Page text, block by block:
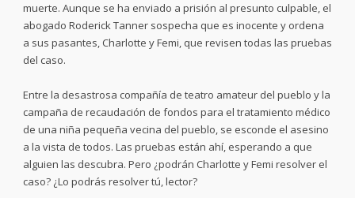
muerte. Aunque se ha enviado a prisión al presunto culpable, el
abogado Roderick Tanner sospecha que es inocente y ordena
a sus pasantes, Charlotte y Femi, que revisen todas las pruebas
del caso.
Entre la desastrosa compañía de teatro amateur del pueblo y la
campaña de recaudación de fondos para el tratamiento médico
de una niña pequeña vecina del pueblo, se esconde el asesino
a la vista de todos. Las pruebas están ahí, esperando a que
alguien las descubra. Pero ¿podrán Charlotte y Femi resolver el
caso? ¿Lo podrás resolver tú, lector?